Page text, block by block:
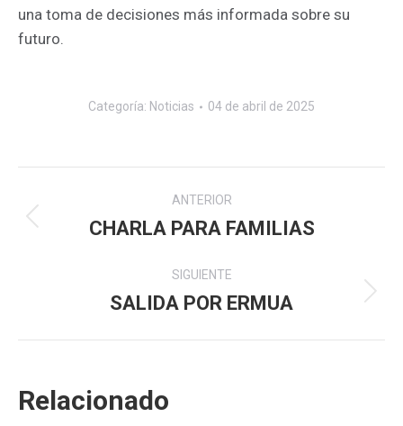
una toma de decisiones más informada sobre su
futuro.
Categoría: Noticias 04 de abril de 2025
Navegación
entre
publicaciones
ANTERIOR
Publicación
CHARLA PARA FAMILIAS
SIGUIENTE
Publicación
SALIDA POR ERMUA
Relacionado